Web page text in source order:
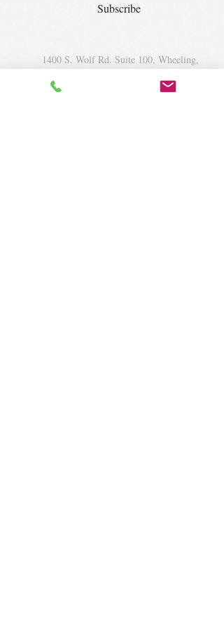
Subscribe
1400 S. Wolf Rd. Suite 100, Wheeling,
IL 60090|krugforus@gmail.com|